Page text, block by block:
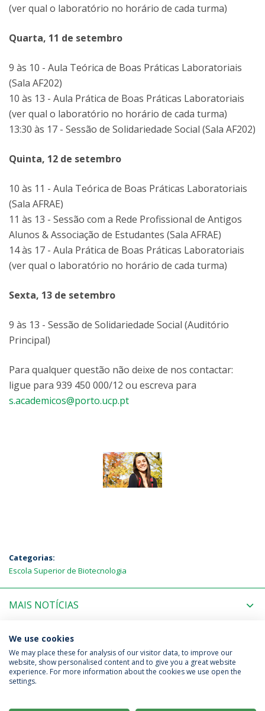
(ver qual o laboratório no horário de cada turma)
Quarta, 11 de setembro
9 às 10 - Aula Teórica de Boas Práticas Laboratoriais
(Sala AF202)
10 às 13 - Aula Prática de Boas Práticas Laboratoriais
(ver qual o laboratório no horário de cada turma)
13:30 às 17 - Sessão de Solidariedade Social (Sala AF202)
Quinta, 12 de setembro
10 às 11 - Aula Teórica de Boas Práticas Laboratoriais
(Sala AFRAE)
11 às 13 - Sessão com a Rede Profissional de Antigos
Alunos & Associação de Estudantes (Sala AFRAE)
14 às 17 - Aula Prática de Boas Práticas Laboratoriais
(ver qual o laboratório no horário de cada turma)
Sexta, 13 de setembro
9 às 13 - Sessão de Solidariedade Social (Auditório
Principal)
Para qualquer questão não deixe de nos contactar:
ligue para 939 450 000/12 ou escreva para
s.academicos@porto.ucp.pt
Categorias:
Escola Superior de Biotecnologia
MAIS NOTÍCIAS
PRÓXIMOS EVENTOS
Política de Privacidade
Termos & Condições
We use cookies
We may place these for analysis of our visitor data, to improve our
website, show personalised content and to give you a great website
experience. For more information about the cookies we use open the
settings.